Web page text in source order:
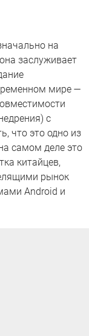
на
заслуживает
мире —
с
что это одно из
самом деле это
китайцев,
рынок
Android и